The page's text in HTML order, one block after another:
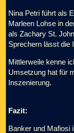
Nina Petri führt als
Marleen Lohse in
als Zachary St.
Sprechern lässt die
Mittlerweile kenne
Umsetzung hat für
Inszenierung.
Fazit:
Banker und Mafiosi